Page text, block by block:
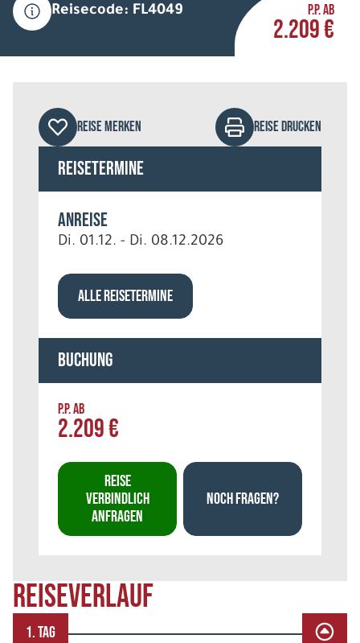
Reisecode: FL4049 P.P. AB
2.209 €
REISEVERLAUF
1. TAG
REISE MERKEN REISE DRUCKEN
Reisetermine
Anreise
Di. 01.12. - Di. 08.12.2026
ALLE REISETERMINE
Buchung
P.P. AB
2.209 €
REISE
VERBINDLICH
ANFRAGEN
NOCH FRAGEN?